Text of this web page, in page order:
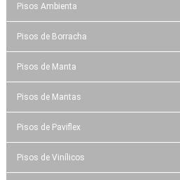
Pisos Ambienta
Pisos de Borracha
Pisos de Manta
Pisos de Mantas
Pisos de Paviflex
Pisos de Vinílicos